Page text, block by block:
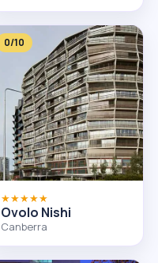
0/10
★★★★★
Ovolo Nishi
Canberra